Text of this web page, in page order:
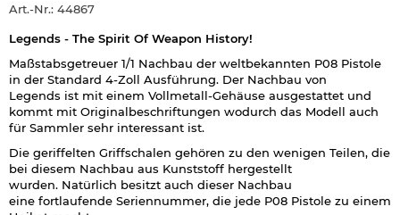
Art.-Nr.: 44867
Legends - The Spirit Of Weapon History!
Maßstabsgetreuer 1/1 Nachbau der weltbekannten P08 Pistole
in der Standard 4-Zoll Ausführung. Der Nachbau von
Legends ist mit einem Vollmetall-Gehäuse ausgestattet und
kommt mit Originalbeschriftungen wodurch das Modell auch
für Sammler sehr interessant ist.
Die geriffelten Griffschalen gehören zu den wenigen Teilen, die
bei diesem Nachbau aus Kunststoff hergestellt
wurden. Natürlich besitzt auch dieser Nachbau
eine fortlaufende Seriennummer, die jede P08 Pistole zu einem